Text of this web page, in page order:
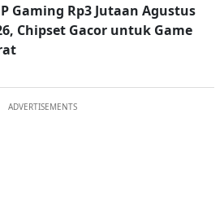
Gaming Rp3 Jutaan Agustus
Chipset Gacor untuk Game
ADVERTISEMENTS